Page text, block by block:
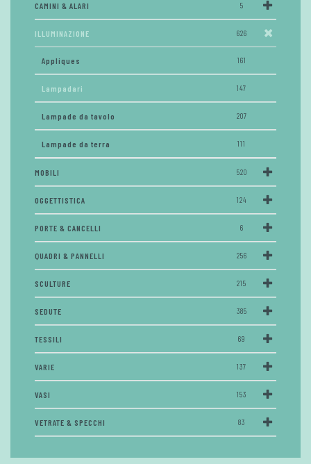
CAMINI & ALARI 5
ILLUMINAZIONE 626
Appliques 161
Lampadari 147
Lampade da tavolo 207
Lampade da terra 111
MOBILI 520
OGGETTISTICA 124
PORTE & CANCELLI 6
QUADRI & PANNELLI 256
SCULTURE 215
SEDUTE 385
TESSILI 69
VARIE 137
VASI 153
VETRATE & SPECCHI 83